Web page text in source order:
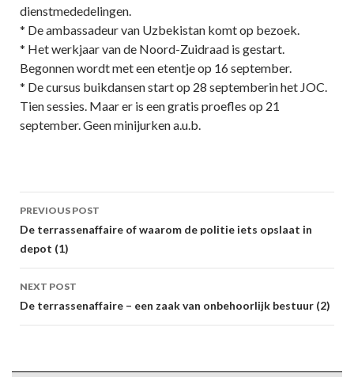
dienstmededelingen.
* De ambassadeur van Uzbekistan komt op bezoek.
* Het werkjaar van de Noord-Zuidraad is gestart.
Begonnen wordt met een etentje op 16 september.
* De cursus buikdansen start op 28 septemberin het JOC.
Tien sessies. Maar er is een gratis proefles op 21
september. Geen minijurken a.u.b.
Post
navigation
PREVIOUS POST
De terrassenaffaire of waarom de politie iets opslaat in
depot (1)
NEXT POST
De terrassenaffaire – een zaak van onbehoorlijk bestuur (2)